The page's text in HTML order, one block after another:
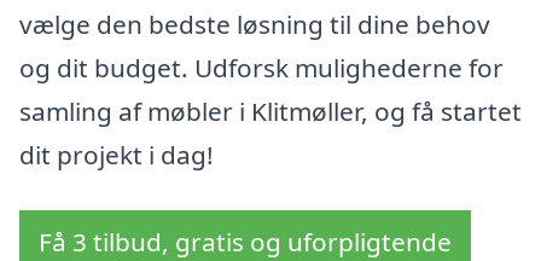
vælge den bedste løsning til dine behov
og dit budget. Udforsk mulighederne for
samling af møbler i Klitmøller, og få startet
dit projekt i dag!
Få 3 tilbud, gratis og uforpligtende